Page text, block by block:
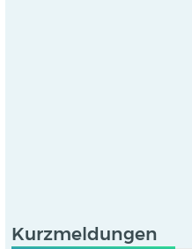
Kurzmeldungen